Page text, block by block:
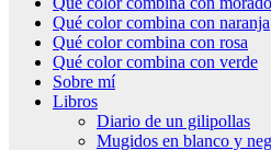
Qué color combina con naranja
Qué color combina con rosa
Qué color combina con verde
Sobre mí
Libros
Diario de un gilipollas
Mugidos en blanco y